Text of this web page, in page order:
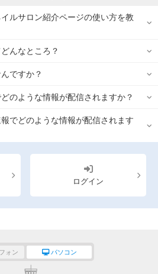
ルサロン紹介ページの使い方を教
んなところ？
ですか？
のような情報が配信されますか？
でどのような情報が配信されます
ログイン
ォン パソコン